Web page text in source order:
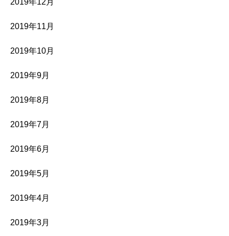
2019年12月
2019年11月
2019年10月
2019年9月
2019年8月
2019年7月
2019年6月
2019年5月
2019年4月
2019年3月